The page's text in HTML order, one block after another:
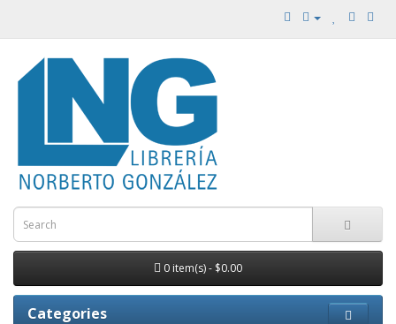
0 item(s) - $0.00
Categories